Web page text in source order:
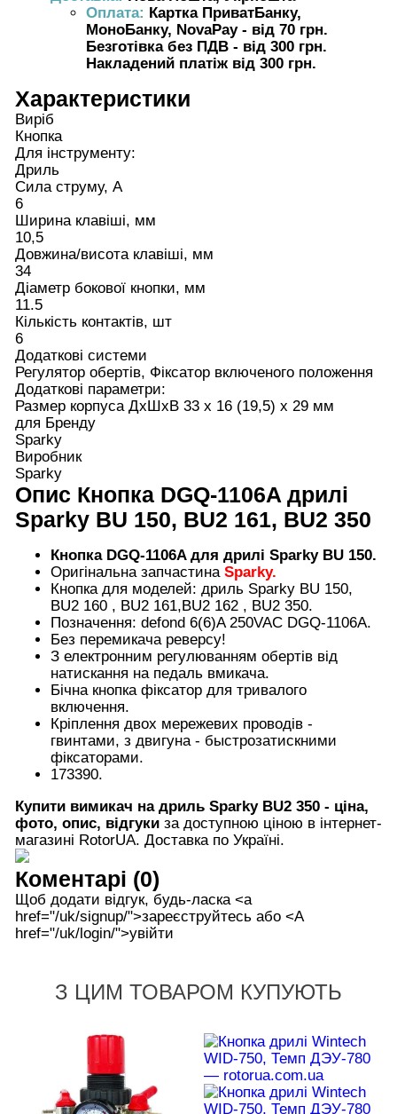
Оплата: Картка ПриватБанку,
МоноБанку, NovaPay - від 70 грн.
Безготівка без ПДВ - від 300 грн.
Накладений платіж від 300 грн.
Характеристики
Виріб
Кнопка
Для інструменту:
Дриль
Сила струму, А
6
Ширина клавіші, мм
10,5
Довжина/висота клавіші, мм
34
Діаметр бокової кнопки, мм
11.5
Кількість контактів, шт
6
Додаткові системи
Регулятор обертів, Фіксатор включеного положення
Додаткові параметри:
Размер корпуса ДхШхВ 33 х 16 (19,5) х 29 мм
для Бренду
Sparky
Виробник
Sparky
Опис Кнопка DGQ-1106A дрилі
Sparky BU 150, BU2 161, BU2 350
Кнопка DGQ-1106A для дрилі Sparky BU 150.
Оригінальна запчастина Sparky.
Кнопка для моделей: дриль Sparky BU 150,
BU2 160 , BU2 161,BU2 162 , BU2 350.
Позначення: defond 6(6)A 250VAC DGQ-1106A.
Без перемикача реверсу!
З електронним регулюванням обертів від
натискання на педаль вмикача.
Бічна кнопка фіксатор для тривалого
включення.
Кріплення двох мережевих проводів -
гвинтами, з двигуна - быстрозатискними
фіксаторами.
173390.
Купити вимикач на дриль Sparky BU2 350 - ціна,
фото, опис, відгукиза доступною ціною в інтернет-
магазині RotorUA. Доставка по Україні.
Коментарі (0)
Щоб додати відгук, будь-ласка <а
href="/uk/signup/">зареєструйтесь або <А
href="/uk/login/">увійти
З ЦИМ ТОВАРОМ КУПУЮТЬ